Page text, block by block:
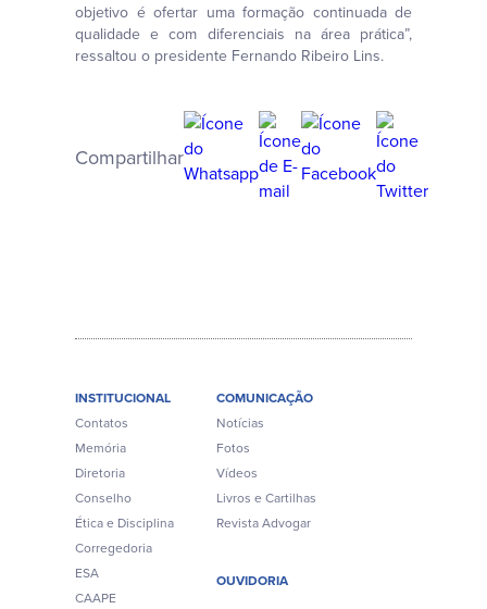
objetivo é ofertar uma formação continuada de
qualidade e com diferenciais na área prática”,
ressaltou o presidente Fernando Ribeiro Lins.
Compartilhar
INSTITUCIONAL
Contatos
Memória
Diretoria
Conselho
Ética e Disciplina
Corregedoria
ESA
CAAPE
COMUNICAÇÃO
Notícias
Fotos
Vídeos
Livros e Cartilhas
Revista Advogar
OUVIDORIA